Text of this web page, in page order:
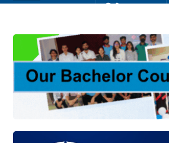
चितवन
सेरोफेरो
राजनीति
विशेष